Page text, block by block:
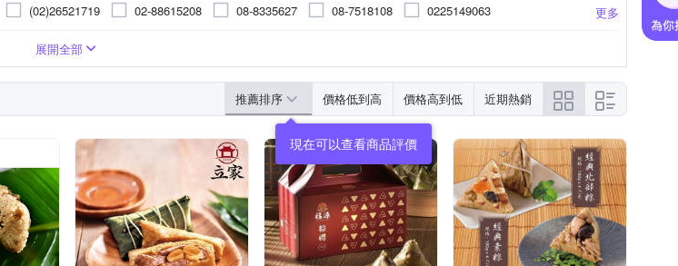
更多
(02)26521719 02-88615208 08-8335627 08-7518108
0225149063
07-3650350
05-2336776 (02)8258-1216 0800-888-662
詳內文標示
詳內文標示
其他肉品
其他 其他加工品
展開全部
推薦排序 價格低到高 價格高到低 近期熱銷